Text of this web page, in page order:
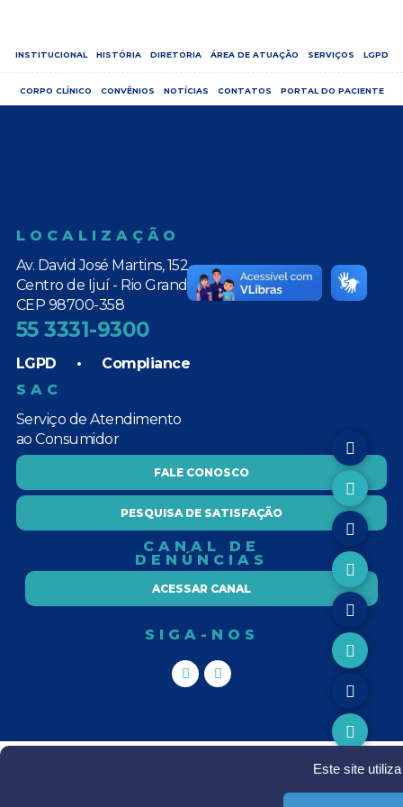
Este site
INSTITUCIONAL HISTÓRIA DIRETORIA ÁREA DE ATUAÇÃO SERVIÇOS LGPD
CORPO CLÍNICO CONVÊNIOS NOTÍCIAS CONTATOS PORTAL DO PACIENTE
LOCALIZAÇÃO
Av. David José Martins, 152
Centro de Ijuí - Rio Grande do Sul
CEP 98700-358
55 3331-9300
LGPD • Compliance
SAC
Serviço de Atendimento
ao Consumidor
FALE CONOSCO
PESQUISA DE SATISFAÇÃO
CANAL DE
DENÚNCIAS
ACESSAR CANAL
SIGA-NOS
HOSPITAL DE CLÍNICAS IJUI - COPYRIGHT Ⓒ TODOS OS